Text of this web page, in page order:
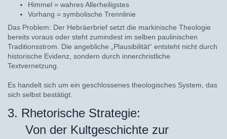
Himmel = wahres Allerheiligstes
Vorhang = symbolische Trennlinie
Das Problem: Der Hebräerbrief setzt die markinische Theologie
bereits voraus oder steht zumindest im selben paulinischen
Traditionsstrom. Die angebliche „Plausibilität“ entsteht nicht durch
historische Evidenz, sondern durch innerchristliche
Textvernetzung.
Es handelt sich um ein geschlossenes theologisches System, das
sich selbst bestätigt.
3. Rhetorische Strategie:
Von der Kultgeschichte zur